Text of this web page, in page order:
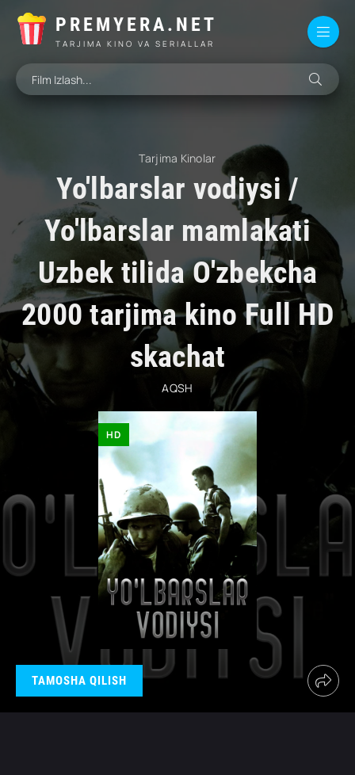
PREMYERA.NET
TARJIMA KINO VA SERIALLAR
Tarjima Kinolar
Yo'lbarslar vodiysi /
Yo'lbarslar mamlakati
Uzbek tilida O'zbekcha
2000 tarjima kino Full HD
skachat
AQSH
HD
TAMOSHA QILISH